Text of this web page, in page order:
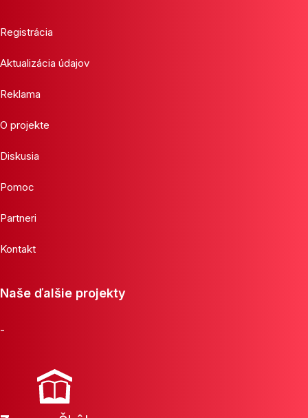
Registrácia
Aktualizácia údajov
Reklama
O projekte
Diskusia
Pomoc
Partneri
Kontakt
Naše ďalšie projekty
-